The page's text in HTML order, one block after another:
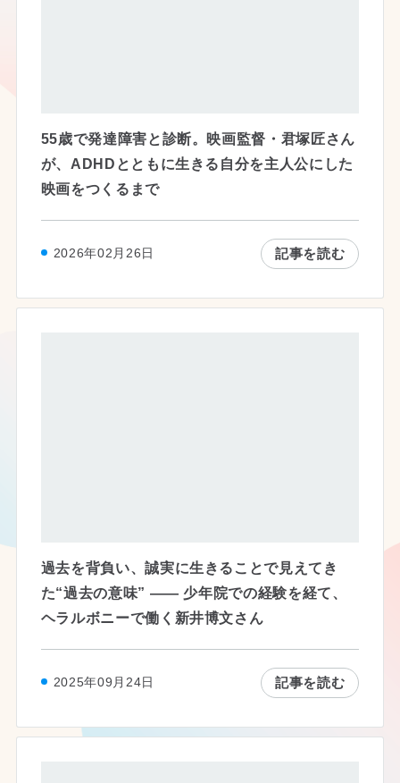
55歳で発達障害と診断。映画監督・君塚匠さん
が、ADHDとともに生きる自分を主人公にした
映画をつくるまで
2026年02月26日 記事を読む
過去を背負い、誠実に生きることで見えてき
た“過去の意味” —— 少年院での経験を経て、
ヘラルボニーで働く新井博文さん
2025年09月24日 記事を読む